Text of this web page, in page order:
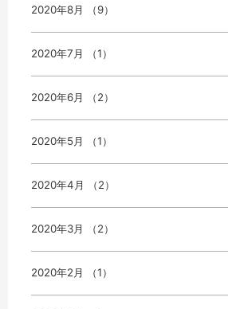
2020年8月 （9）
2020年7月 （1）
2020年6月 （2）
2020年5月 （1）
2020年4月 （2）
2020年3月 （2）
2020年2月 （1）